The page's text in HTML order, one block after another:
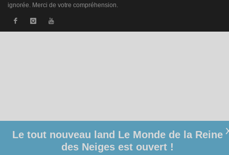
ignorée. Merci de votre compréhension.
Le tout nouveau land Le Monde de la Reine
des Neiges est ouvert !